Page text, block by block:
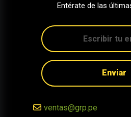
Entérate de las
Enviar
ventas@grp.pe